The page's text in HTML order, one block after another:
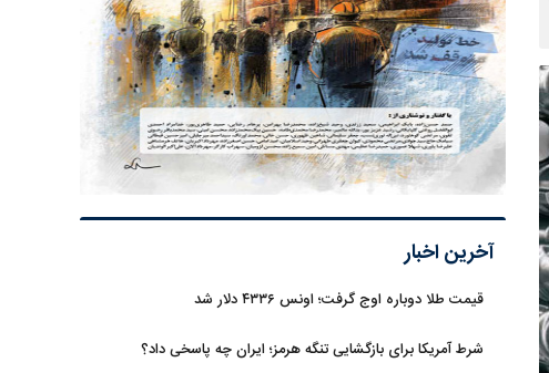
آخرین اخبار
قیمت طلا دوباره اوج گرفت؛ اونس ۴۳۳۶ دلار شد
شرط آمریکا برای بازگشایی تنگه هرمز؛ ایران چه پاسخی داد؟